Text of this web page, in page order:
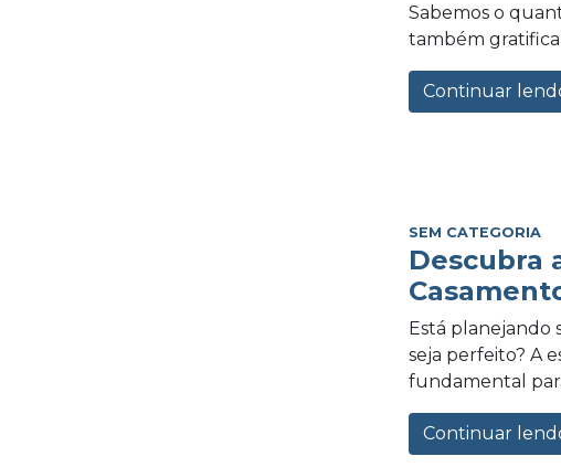
Sabemos o
também
Continuar
SEM CATEGORIA
Descubra
Está planejando
seja perfeito? A
fundamental
Continuar